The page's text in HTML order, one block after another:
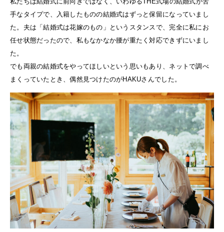
手なタイプで、入籍したものの結婚式はずっと保留になっていまし
た。夫は「結婚式は花嫁のもの」というスタンスで、完全に私にお
任せ状態だったので、私もなかなか腰が重たく対応できずにいまし
た。
でも両親の結婚式をやってほしいという思いもあり、ネットで調べ
まくっていたとき、偶然見つけたのがHAKUさんでした。